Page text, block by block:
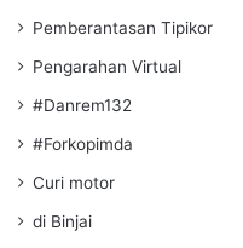
Pemberantasan Tipikor
Pengarahan Virtual
#Danrem132
#Forkopimda
Curi motor
di Binjai